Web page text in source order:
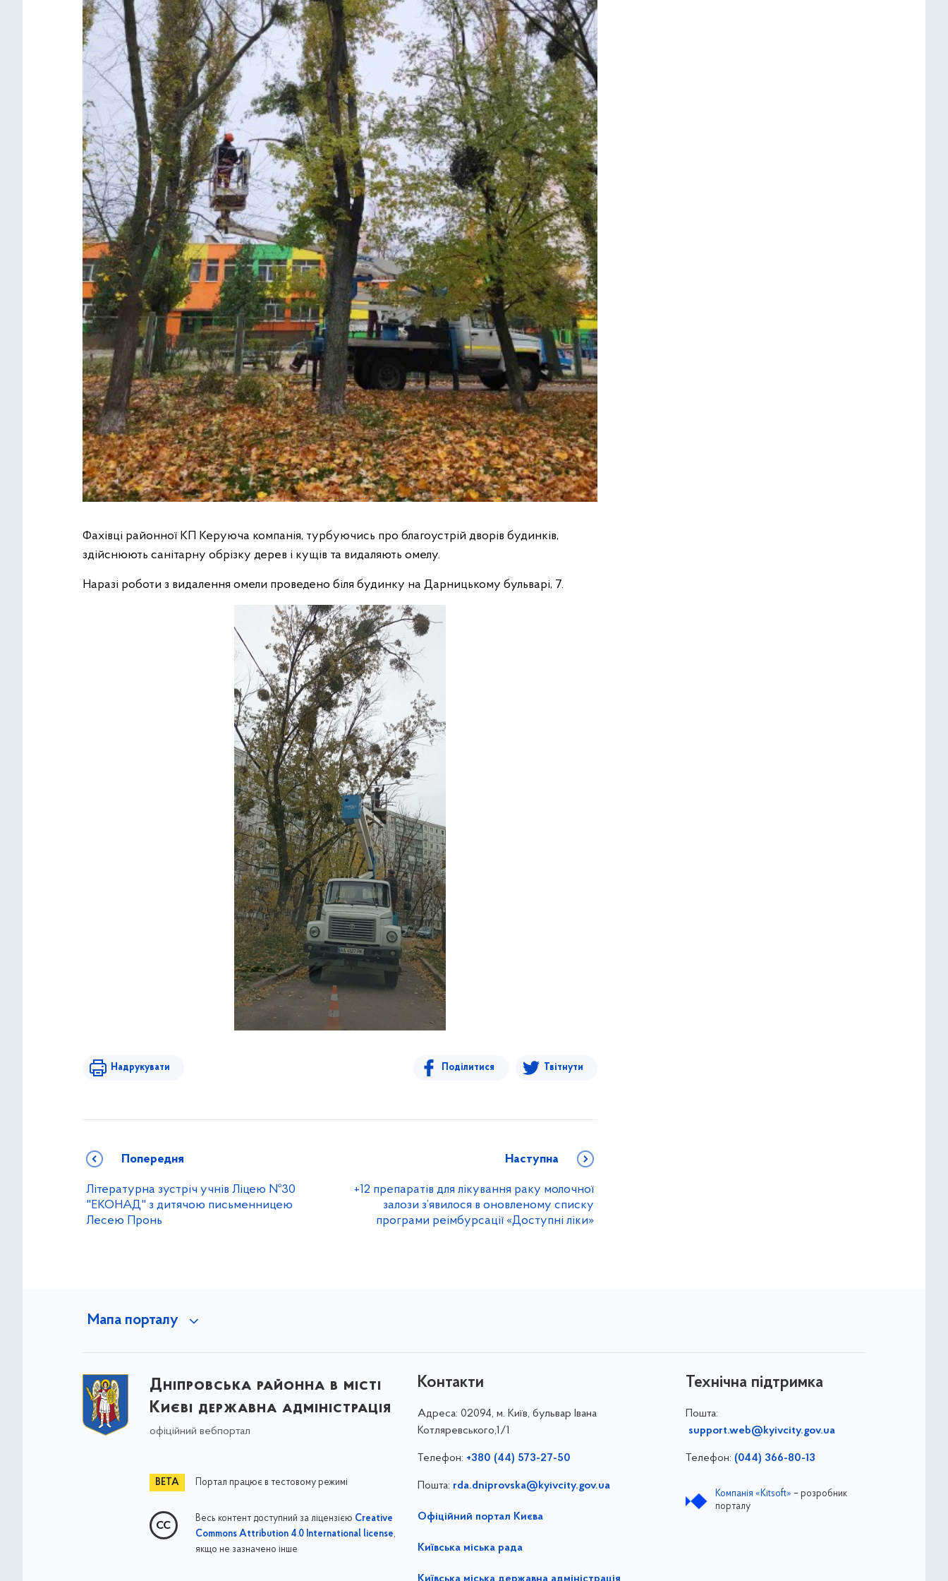
Фахівці районної КП Керуюча компанія, турбуючись про благоустрій дворів будинків,
здійснюють санітарну обрізку дерев і кущів та видаляють омелу.
Наразі роботи з видалення омели проведено біля будинку на Дарницькому бульварі, 7.
Надрукувати Поділитися Твітнути
Попередня
Літературна зустріч учнів Ліцею №30
"ЕКОНАД" з дитячою письменницею
Лесею Пронь
Наступна
+12 препаратів для лікування раку молочної
залози з’явилося в оновленому списку
програми реімбурсації «Доступні ліки»
Мапа порталу
Дніпровська районна в місті
Києві державна адміністрація
офіційний вебпортал
Портал працює в тестовому режимі
Весь контент доступний за ліцензією Creative
Commons Attribution 4.0 International license,
якщо не зазначено інше
Контакти
Адреса: 02094, м. Київ, бульвар Івана
Котляревського,1/1
Телефон: +380 (44) 573-27-50
Пошта: rda.dniprovska@kyivcity.gov.ua
Офіційний портал Києва
Київська міська рада
Технічна підтримка
Пошта:
support.web@kyivcity.gov.ua
Телефон: (044) 366-80-13
Компанія «Kitsoft» – розробник
порталу